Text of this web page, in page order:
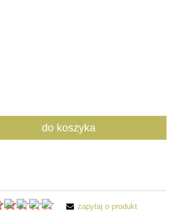
do koszyka
zapytaj o produkt